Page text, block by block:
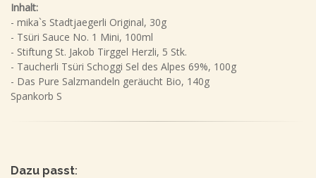
Inhalt:
- mika`s Stadtjaegerli Original, 30g
- Tsüri Sauce No. 1 Mini, 100ml
- Stiftung St. Jakob Tirggel Herzli, 5 Stk.
- Taucherli Tsüri Schoggi Sel des Alpes 69%, 100g
- Das Pure Salzmandeln geräucht Bio, 140g
Spankorb S
Dazu passt: